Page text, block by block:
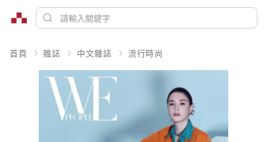
首頁 雜誌 中文雜誌 流行時尚